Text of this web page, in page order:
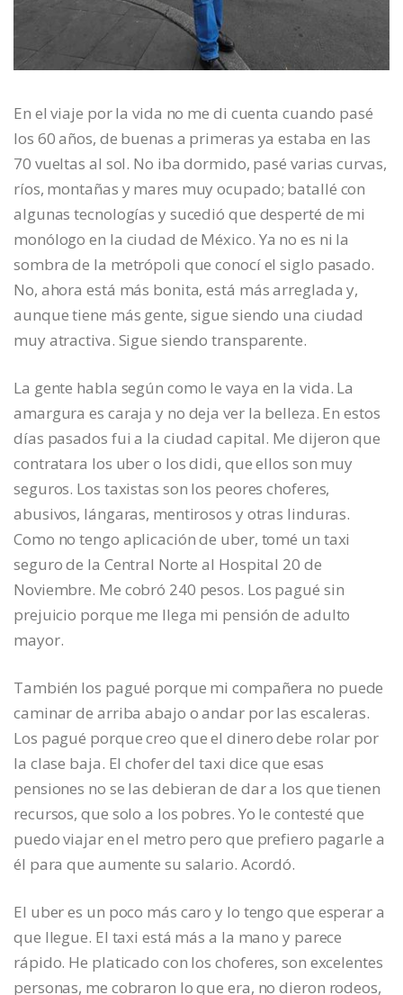
En el viaje por la vida no me di cuenta cuando pasé
los 60 años, de buenas a primeras ya estaba en las
70 vueltas al sol. No iba dormido, pasé varias curvas,
ríos, montañas y mares muy ocupado; batallé con
algunas tecnologías y sucedió que desperté de mi
monólogo en la ciudad de México. Ya no es ni la
sombra de la metrópoli que conocí el siglo pasado.
No, ahora está más bonita, está más arreglada y,
aunque tiene más gente, sigue siendo una ciudad
muy atractiva. Sigue siendo transparente.
La gente habla según como le vaya en la vida. La
amargura es caraja y no deja ver la belleza. En estos
días pasados fui a la ciudad capital. Me dijeron que
contratara los uber o los didi, que ellos son muy
seguros. Los taxistas son los peores choferes,
abusivos, lángaras, mentirosos y otras linduras.
Como no tengo aplicación de uber, tomé un taxi
seguro de la Central Norte al Hospital 20 de
Noviembre. Me cobró 240 pesos. Los pagué sin
prejuicio porque me llega mi pensión de adulto
mayor.
También los pagué porque mi compañera no puede
caminar de arriba abajo o andar por las escaleras.
Los pagué porque creo que el dinero debe rolar por
la clase baja. El chofer del taxi dice que esas
pensiones no se las debieran de dar a los que tienen
recursos, que solo a los pobres. Yo le contesté que
puedo viajar en el metro pero que prefiero pagarle a
él para que aumente su salario. Acordó.
El uber es un poco más caro y lo tengo que esperar a
que llegue. El taxi está más a la mano y parece
rápido. He platicado con los choferes, son excelentes
personas, me cobraron lo que era, no dieron rodeos,